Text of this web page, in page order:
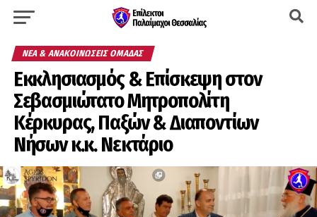
ΝΈΑ & ΑΝΑΚΟΙΝΏΣΕΙΣ ΟΜΆΔΑΣ
Εκκλησιασμός & Επίσκεψη στον
Σεβασμιώτατο Μητροπολίτη
Κέρκυρας, Παξών & Διαποντίων
Νήσων κ.κ. Νεκτάριο